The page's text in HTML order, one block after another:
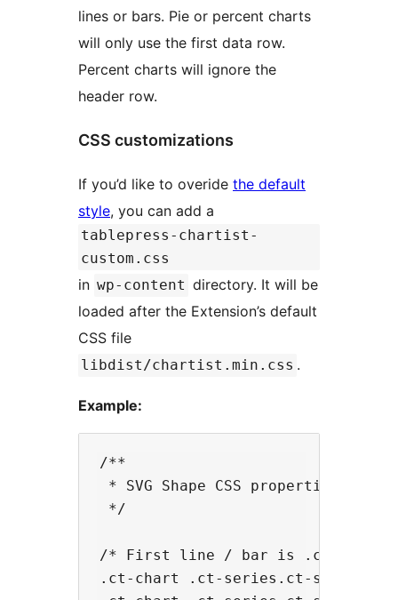
lines or bars. Pie or percent charts
will only use the first data row.
Percent charts will ignore the
header row.
CSS customizations
If you’d like to overide the default
style, you can add a
tablepress-chartist-
custom.css
in wp-content directory. It will be
loaded after the Extension’s default
CSS file
libdist/chartist.min.css .
Example:
/**
* SVG Shape CSS properties:
*/
/* First line / bar is .ct-
.ct-chart .ct-series.ct-series-a